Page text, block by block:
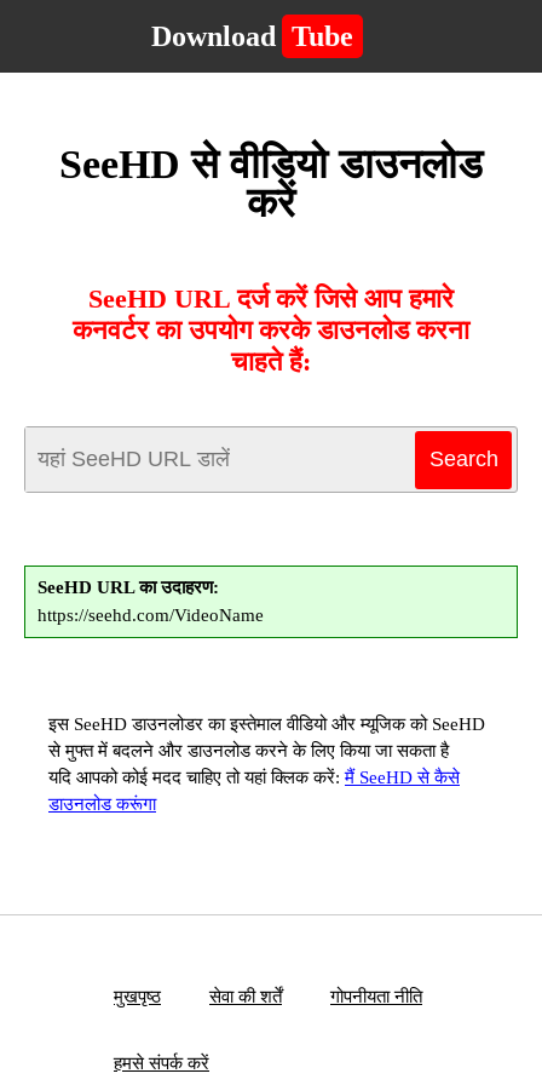
Download Tube
SeeHD से वीडियो डाउनलोड
करें
SeeHD URL दर्ज करें जिसे आप हमारे
कनवर्टर का उपयोग करके डाउनलोड करना
चाहते हैं:
SeeHD URL का उदाहरण:
https://seehd.com/VideoName
इस SeeHD डाउनलोडर का इस्तेमाल वीडियो और म्यूजिक को SeeHD
से मुफ्त में बदलने और डाउनलोड करने के लिए किया जा सकता है
यदि आपको कोई मदद चाहिए तो यहां क्लिक करें:मैं SeeHD से कैसे
डाउनलोड करूंगा
मुखपृष्ठ सेवा की शर्तें गोपनीयता नीति
हमसे संपर्क करें